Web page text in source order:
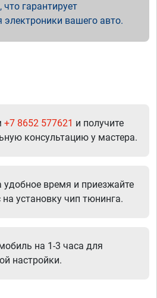
что гарантирует
электроники вашего авто.
+7 8652 577621 и получите
консультацию у мастера.
удобное время и приезжайте
установку чип тюнинга.
на 1-3 часа для
настройки.